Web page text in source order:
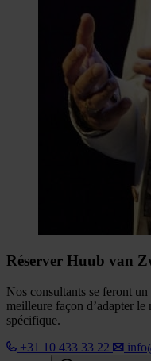
Réserver Huub van
Nos consultants se feront
meilleure façon d’adapter
spécifique.
+31 10 433 33 22